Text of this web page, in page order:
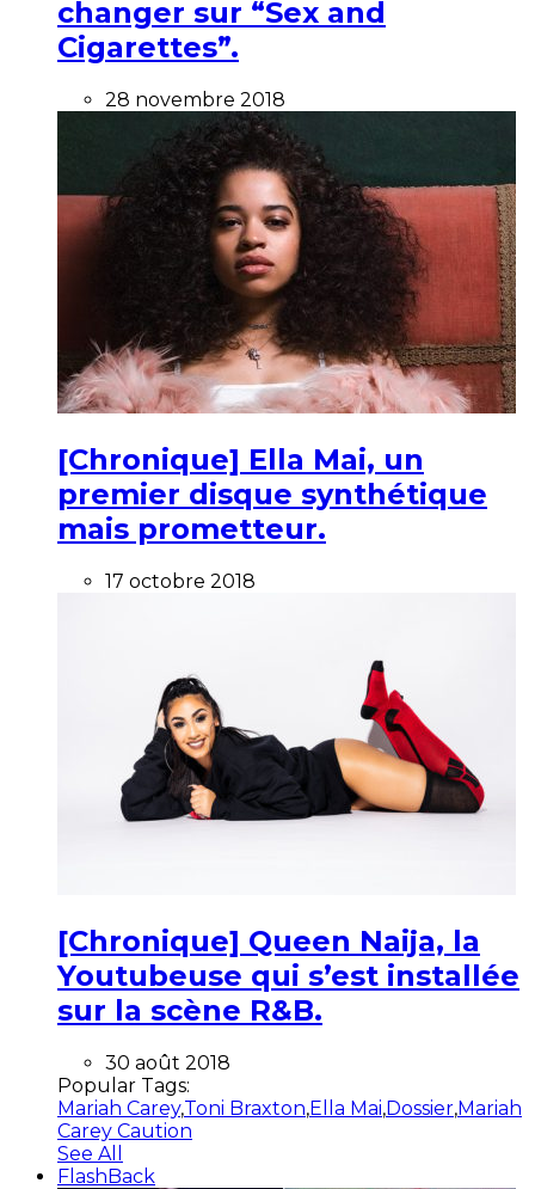
changer sur “Sex and
Cigarettes”.
28 novembre 2018
[Chronique] Ella Mai, un
premier disque synthétique
mais prometteur.
17 octobre 2018
[Chronique] Queen Naija, la
Youtubeuse qui s’est installée
sur la scène R&B.
30 août 2018
Popular Tags:
Mariah Carey,Toni Braxton,Ella Mai,Dossier,Mariah
Carey Caution
See All
FlashBack